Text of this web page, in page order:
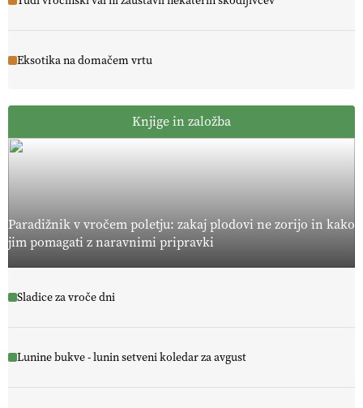
Eksotika na domačem vrtu
Knjige in založba
Paradižnik v vročem poletju: zakaj plodovi ne zorijo in kako
jim pomagati z naravnimi pripravki
Sladice za vroče dni
Lunine bukve - lunin setveni koledar za avgust